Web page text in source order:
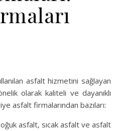
asfalt hizmetini sağlayan
olarak kaliteli ve dayanıklı
asfalt firmalarından bazıları:
asfalt, sıcak asfalt ve asfalt